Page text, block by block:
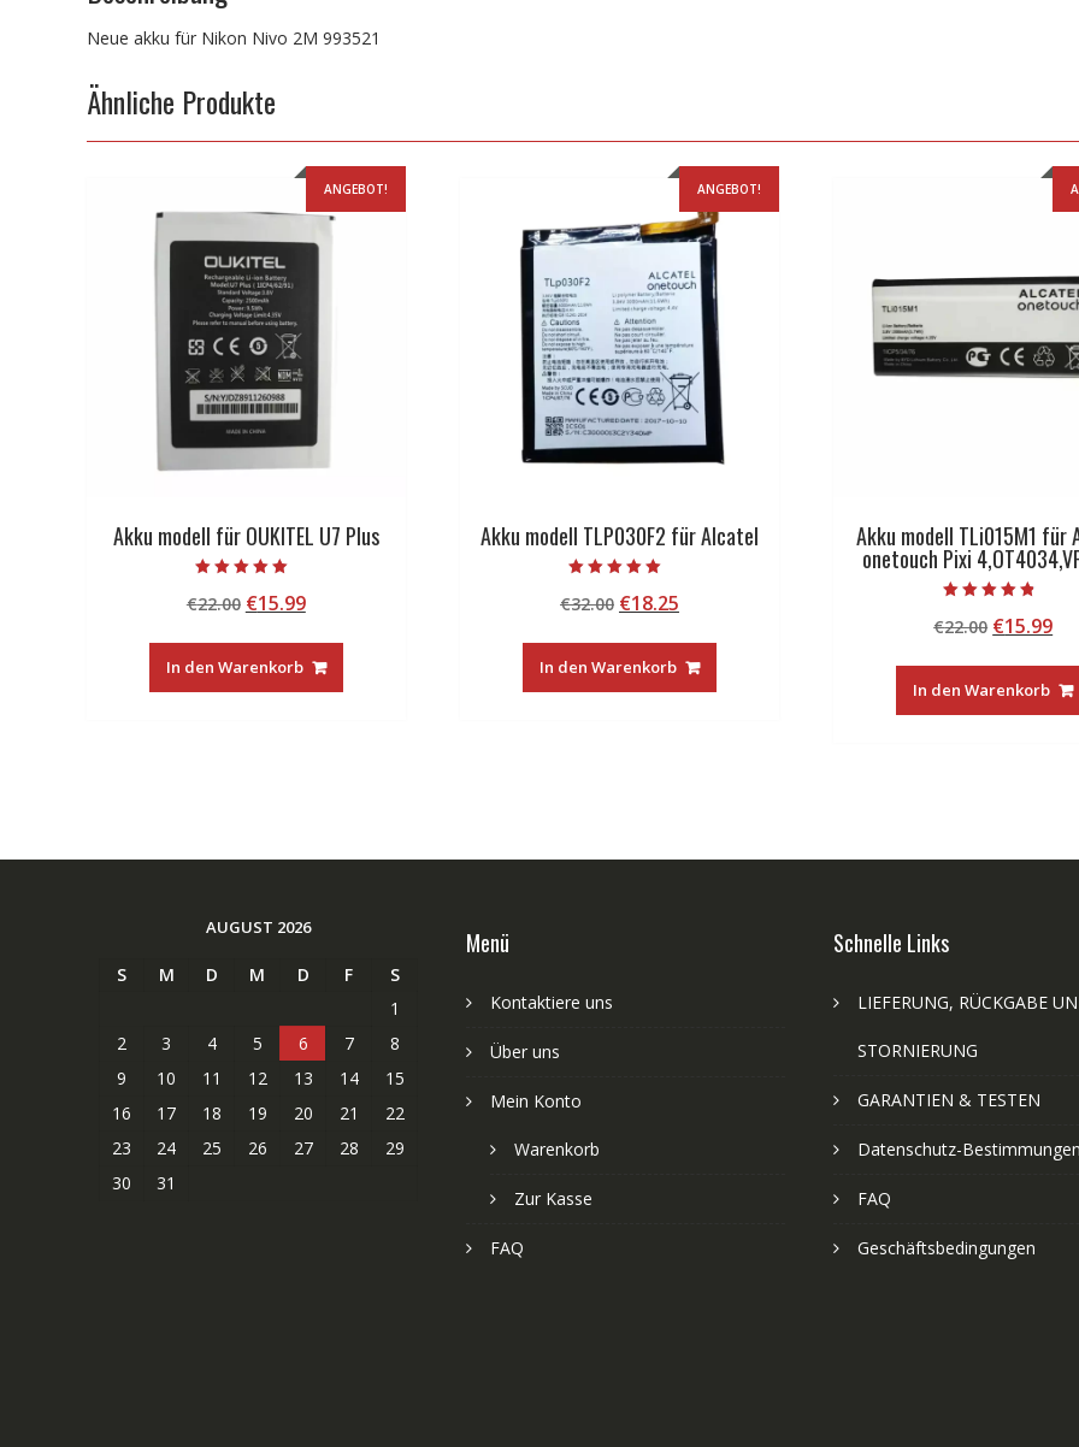
Neue akku für Nikon Nivo 2M 993521
Ähnliche Produkte
ANGEBOT!
Akku modell für OUKITEL U7 Plus
5.00
von 5
€22.00 Ursprünglicher
war:
€22.00
€15.99Aktueller
ist:
€15.99.
In den Warenkorb
ANGEBOT!
Akku modell TLP030F2 für Alcatel
5.00
von 5
€32.00 Ursprünglicher
war:
€32.00
€18.25Aktueller
ist:
€18.25.
In den Warenkorb
Akku modell TLi015M1 für
onetouch Pixi
4.50
von 5
€22.00
war:
€22.00
€15.99
ist:
In den Warenkorb
AUGUST 2026
S M D M D F
S
1
2
3 4 5 6 7
8
9
10 11 12 13 14
15
16
17 18 19 20 21
22
23
24 25 26 27 28
29
30
31
Menü
Kontaktiere uns
Über uns
Mein Konto
Warenkorb
Zur Kasse
FAQ
Schnelle Links
LIEFERUNG, RÜCKGABE
STORNIERUNG
GARANTIEN & TESTEN
Datenschutz-Bestimmungen
FAQ
Geschäftsbedingungen